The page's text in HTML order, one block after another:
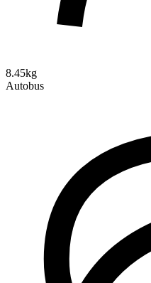
8.45kg
Autobus